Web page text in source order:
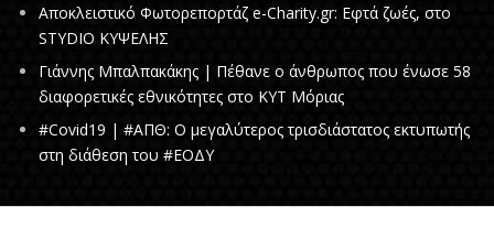
Αποκλειστικό Φωτορεπορτάζ e-Charity.gr: Εφτά ζωές, στο
STYDIO ΚΥΨΕΛΗΣ
Γιάννης Μπαλπακάκης | Πέθανε ο άνθρωπος που ένωσε 58
διαφορετικές εθνικότητες στο ΚΥΤ Μόριας
#Covid19 | #ΑΠΘ: Ο μεγαλύτερος τρισδιάστατος εκτυπωτής
στη διάθεση του #ΕΟΔΥ